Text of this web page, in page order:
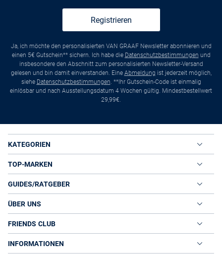
Registrieren
Ja, ich möchte den personalisierten VAN GRAAF Newsletter abonnieren und
einen 5€ Gutschein** sichern. Ich habe die Datenschutzbestimmungen und
insbesondere den Abschnitt zum personalisierten Newsletter-Versand
gelesen und bin damit einverstanden. Eine Abmeldung ist jederzeit möglich,
siehe Datenschutzbestimmungen. **Ihr Gutschein-Code ist einmalig
einlösbar und nach Ausstellungsdatum 4 Wochen gültig. Mindestbestellwert
29,99€.
KATEGORIEN
TOP-MARKEN
GUIDES/RATGEBER
ÜBER UNS
FRIENDS CLUB
INFORMATIONEN